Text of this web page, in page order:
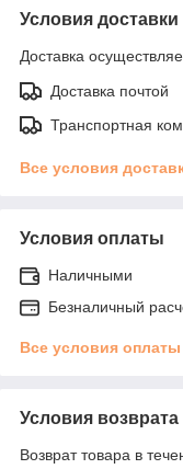
Условия доставки
Доставка
Доставка почтой
Транспортная
Все условия
Условия оплаты
Наличными
Безналичный
Все условия оплаты
Условия возврата
Возврат товара в